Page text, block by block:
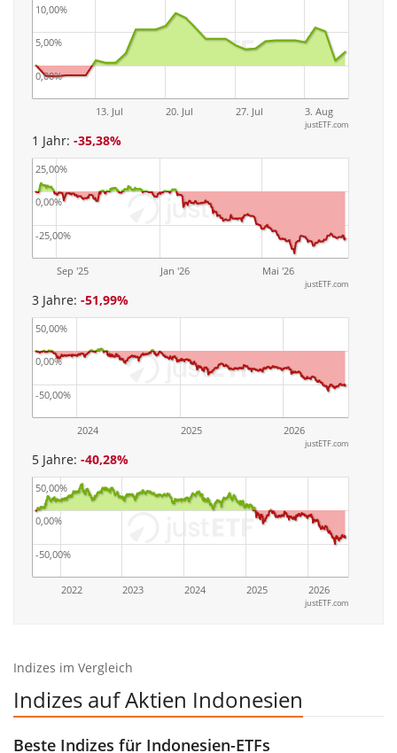
13. Jul 20. Jul 27. Jul 3. Aug
0,00%
5,00%
10,00%
justETF.com
1 Jahr: -35,38%
Sep '25 Jan '26 Mai '26
-25,00%
0,00%
25,00%
justETF.com
3 Jahre: -51,99%
2024 2025 2026
-50,00%
0,00%
50,00%
justETF.com
5 Jahre: -40,28%
2022 2023 2024 2025 2026
-50,00%
0,00%
50,00%
justETF.com
Indizes im Vergleich
Indizes auf Aktien Indonesien
Beste Indizes für Indonesien-ETFs